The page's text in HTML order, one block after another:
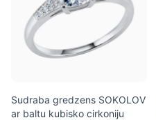
Sudraba gredzens SOKOLOV
ar baltu kubisko cirkoniju